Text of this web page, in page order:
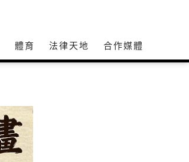
體育 法律天地 合作媒體